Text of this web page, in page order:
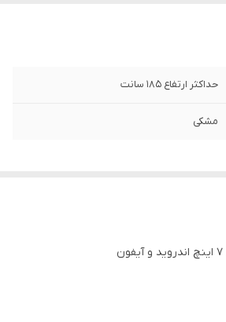
حداکثر ارتفاع 185 سانت
مشکی